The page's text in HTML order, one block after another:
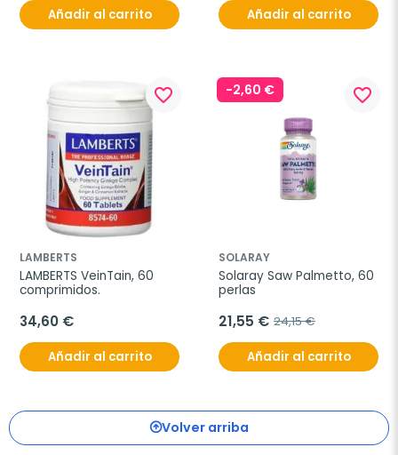
Añadir al carrito Añadir al carrito
favorite_border
LAMBERTS
LAMBERTS VeinTain, 60
comprimidos.
34,60 €
Añadir al carrito
-2,60 € favorite_border
SOLARAY
Solaray Saw Palmetto, 60
perlas
21,55 € 24,15 €
Añadir al carrito
Volver arriba